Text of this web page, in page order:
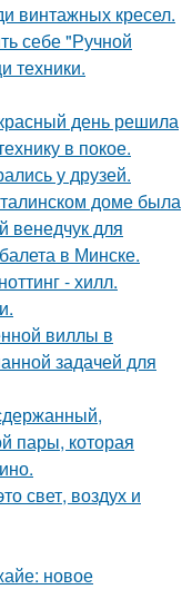
винтажных кресел.
себе "Ручной
техники.
день решила
в покое.
у друзей.
доме была
венедчук для
в Минске.
- хилл.
виллы в
задачей для
пары, которая
свет, воздух и
новое